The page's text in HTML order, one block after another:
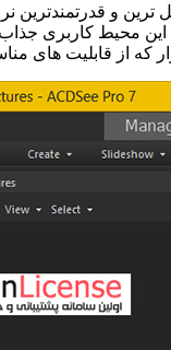
ترین و قدرتمندترین
این محیط کاربری
که از قابلیت های